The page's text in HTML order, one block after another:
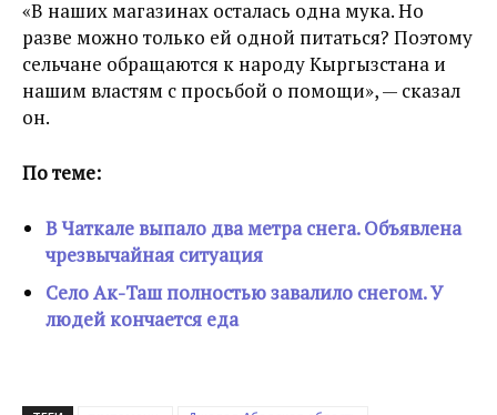
«В наших магазинах осталась одна мука. Но
разве можно только ей одной питаться? Поэтому
сельчане обращаются к народу Кыргызстана и
нашим властям с просьбой о помощи», — сказал
он.
По теме:
В Чаткале выпало два метра снега. Объявлена
чрезвычайная ситуация
Село Ак-Таш полностью завалило снегом. У
людей кончается еда